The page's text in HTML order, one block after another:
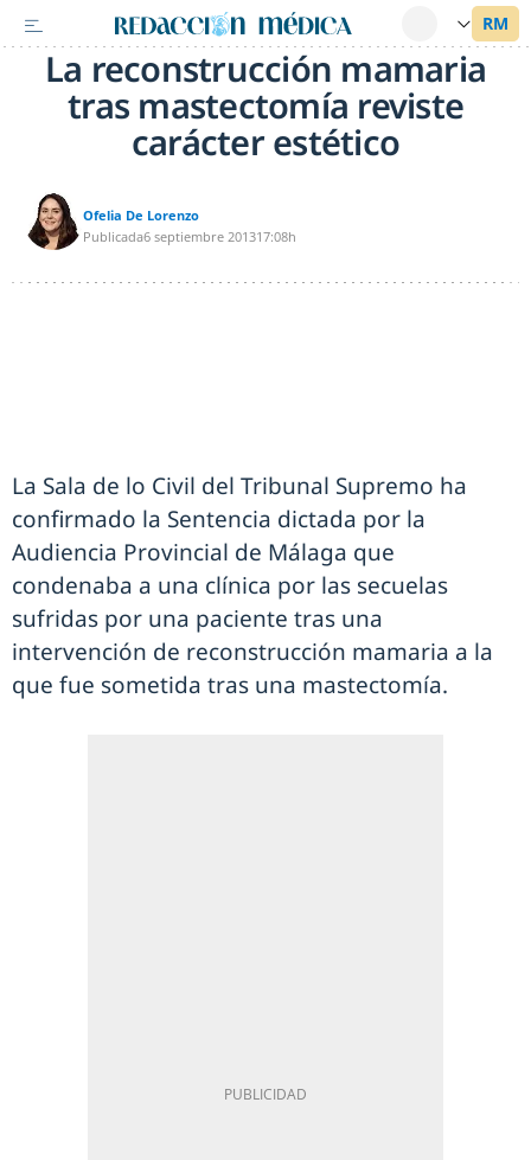
La reconstrucción mamaria
tras mastectomía reviste
carácter estético
Ofelia De Lorenzo
Publicada6 septiembre 201317:08h
La Sala de lo Civil del Tribunal Supremo ha
confirmado la Sentencia dictada por la
Audiencia Provincial de Málaga que
condenaba a una clínica por las secuelas
sufridas por una paciente tras una
intervención de reconstrucción mamaria a la
que fue sometida tras una mastectomía.